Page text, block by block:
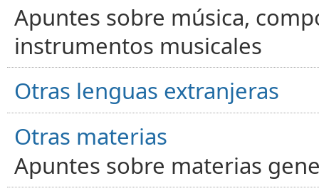
Apuntes sobre música,
instrumentos musicales
Otras lenguas extranjeras
Otras materias
Apuntes sobre materias